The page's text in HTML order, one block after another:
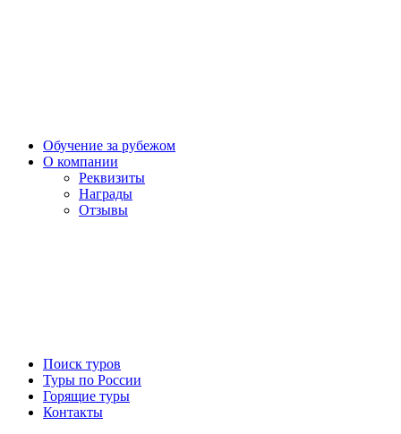
Обучение за рубежом
О компании
Реквизиты
Награды
Отзывы
Поиск туров
Туры по России
Горящие туры
Контакты